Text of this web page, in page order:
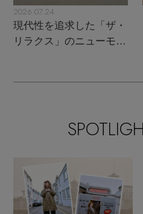
2026.07.24
現代性を追求した「ザ・
リラクス」のニューモダ